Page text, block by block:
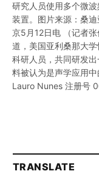
研究人员使用多个微
装置。图片来源：桑
京5月12日电 （记者
道，美国亚利桑那大
科研人员，共同研发
料被认为是声学应用
Lauro Nunes 注册号
TRANSLATE